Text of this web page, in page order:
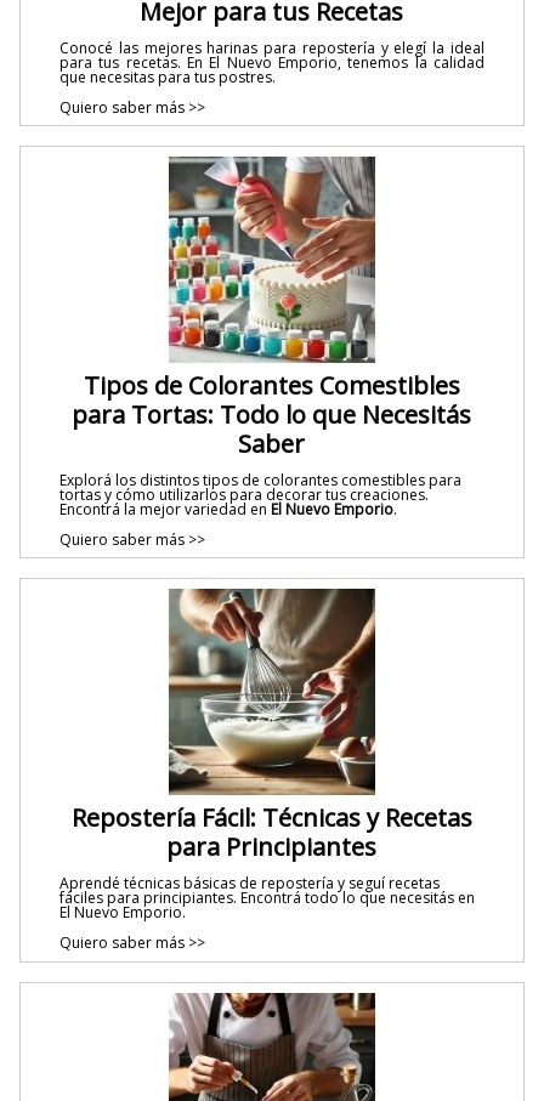
Mejor para tus Recetas
Conocé las mejores harinas para repostería y elegí la ideal
para tus recetas. En El Nuevo Emporio, tenemos la calidad
que necesitas para tus postres.
Quiero saber más >>
Tipos de Colorantes Comestibles
para Tortas: Todo lo que Necesitás
Saber
Explorá los distintos tipos de colorantes comestibles para
tortas y cómo utilizarlos para decorar tus creaciones.
Encontrá la mejor variedad en El Nuevo Emporio.
Quiero saber más >>
Repostería Fácil: Técnicas y Recetas
para Principiantes
Aprendé técnicas básicas de repostería y seguí recetas
fáciles para principiantes. Encontrá todo lo que necesitás en
El Nuevo Emporio.
Quiero saber más >>